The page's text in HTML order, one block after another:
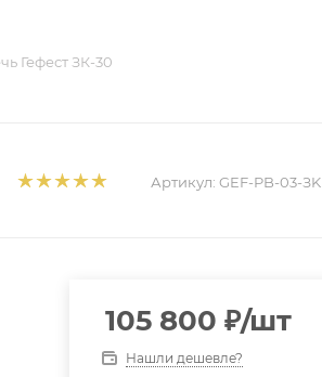
Гефест ЗК-30
Артикул: GEF-PB-03-ЗK
105 800 ₽/шт
Нашли дешевле?